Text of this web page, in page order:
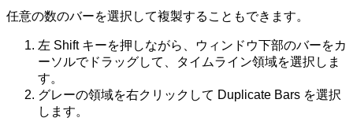
任意の数のバーを選択して複製することもできます。
左 Shift キーを押しながら、ウィンドウ下部のバーをカ
ーソルでドラッグして、タイムライン領域を選択しま
す。
グレーの領域を右クリックして Duplicate Bars を選択
します。